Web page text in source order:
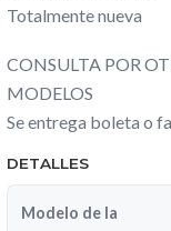
Totalmente nueva
CONSULTA POR
MODELOS
Se entrega boleta o
DETALLES
Modelo de la